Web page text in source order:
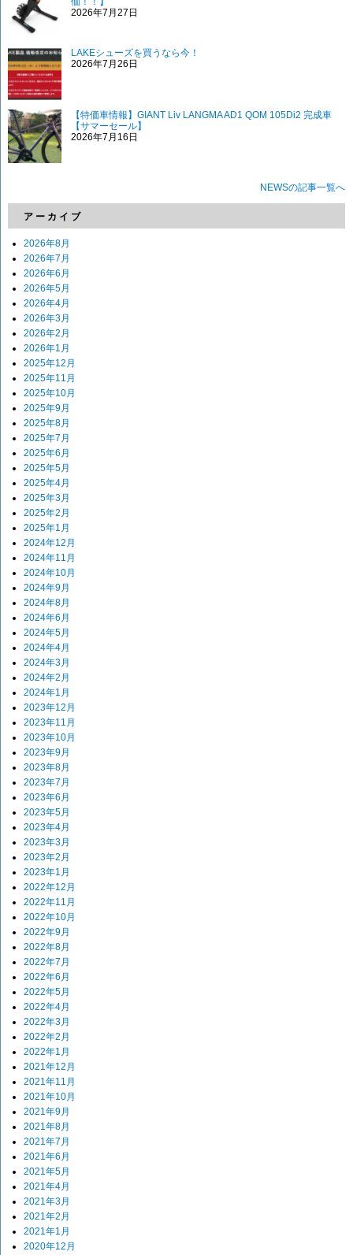
2026年7月27日
LAKEシューズを買うなら今！
2026年7月26日
【特価車情報】GIANT Liv LANGMA AD1 QOM 105Di2 完成車
【サマーセール】
2026年7月16日
NEWSの記事一覧へ
アーカイブ
2026年8月
2026年7月
2026年6月
2026年5月
2026年4月
2026年3月
2026年2月
2026年1月
2025年12月
2025年11月
2025年10月
2025年9月
2025年8月
2025年7月
2025年6月
2025年5月
2025年4月
2025年3月
2025年2月
2025年1月
2024年12月
2024年11月
2024年10月
2024年9月
2024年8月
2024年6月
2024年5月
2024年4月
2024年3月
2024年2月
2024年1月
2023年12月
2023年11月
2023年10月
2023年9月
2023年8月
2023年7月
2023年6月
2023年5月
2023年4月
2023年3月
2023年2月
2023年1月
2022年12月
2022年11月
2022年10月
2022年9月
2022年8月
2022年7月
2022年6月
2022年5月
2022年4月
2022年3月
2022年2月
2022年1月
2021年12月
2021年11月
2021年10月
2021年9月
2021年8月
2021年7月
2021年6月
2021年5月
2021年4月
2021年3月
2021年2月
2021年1月
2020年12月